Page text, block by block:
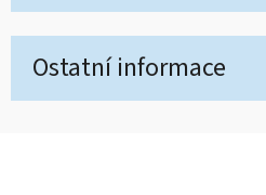
Ostatní informace